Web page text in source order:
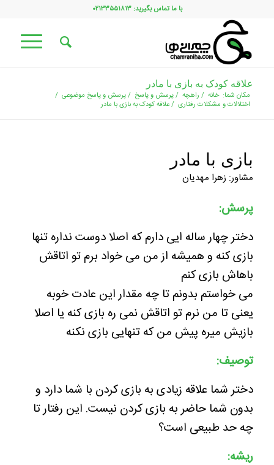
با ما تماس بگیرید: ۰۲۱۳۳۵۵۱۸۱۳
علاقه کودک به بازی با مادر
مکان شما: خانه / راهچه /پرسش و پاسخ /پرسش و پاسخ موضوعی /
اختلالات و مشکلات رفتاری /علاقه کودک به بازی با مادر
بازی با مادر
مشاور: زهرا مهدیان
پرسش:
دختر چهار ساله ایی دارم که اصلا دوست نداره تنها
بازی کنه و همیشه از من می خواد برم تو اتاقش
باهاش بازی کنم
می خواستم بدونم تا چه مقدار این عادت خوبه
یعنی تا من نرم تو اتاقش نمی ره بازی کنه یا اصلا
بازیش میره پیش من که تنهایی بازی نکنه
توصیف:
دختر شما علاقه زیادی به بازی کردن با شما دارد و
بدون شما حاضر به بازی کردن نیست. این رفتار تا
چه حد طبیعی است؟
ریشه: